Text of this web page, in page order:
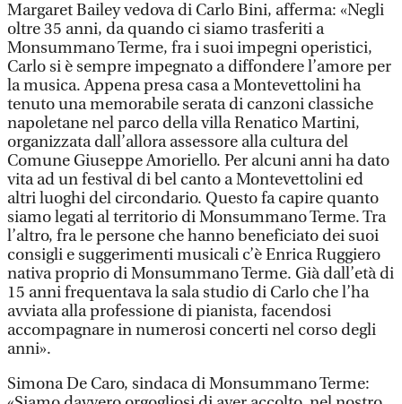
Margaret Bailey vedova di Carlo Bini, afferma: «Negli
oltre 35 anni, da quando ci siamo trasferiti a
Monsummano Terme, fra i suoi impegni operistici,
Carlo si è sempre impegnato a diffondere l’amore per
la musica. Appena presa casa a Montevettolini ha
tenuto una memorabile serata di canzoni classiche
napoletane nel parco della villa Renatico Martini,
organizzata dall’allora assessore alla cultura del
Comune Giuseppe Amoriello. Per alcuni anni ha dato
vita ad un festival di bel canto a Montevettolini ed
altri luoghi del circondario. Questo fa capire quanto
siamo legati al territorio di Monsummano Terme. Tra
l’altro, fra le persone che hanno beneficiato dei suoi
consigli e suggerimenti musicali c’è Enrica Ruggiero
nativa proprio di Monsummano Terme. Già dall’età di
15 anni frequentava la sala studio di Carlo che l’ha
avviata alla professione di pianista, facendosi
accompagnare in numerosi concerti nel corso degli
anni».
Simona De Caro, sindaca di Monsummano Terme: